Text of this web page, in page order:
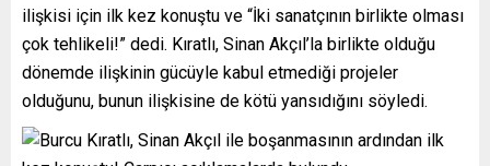
ilişkisi için ilk kez konuştu ve “İki sanatçının birlikte olması
çok tehlikeli!” dedi. Kıratlı, Sinan Akçıl’la birlikte olduğu
dönemde ilişkinin gücüyle kabul etmediği projeler
olduğunu, bunun ilişkisine de kötü yansıdığını söyledi.